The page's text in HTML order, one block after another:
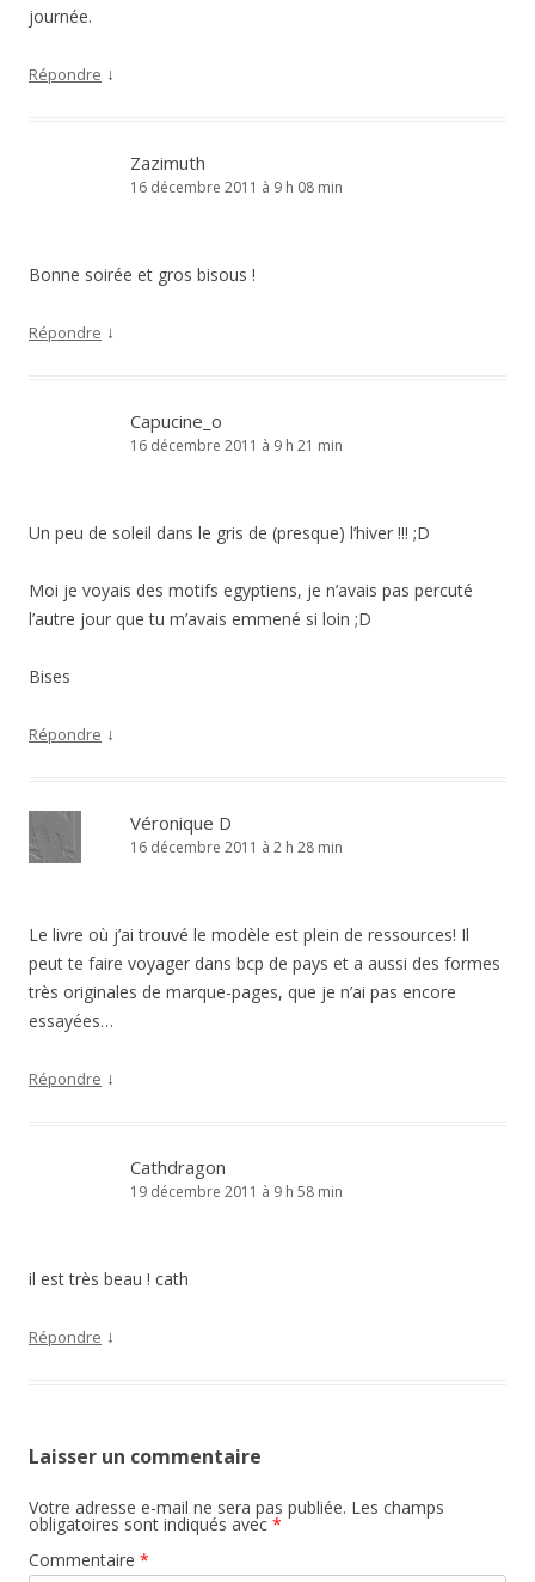
journée.
Répondre ↓
Zazimuth
16 décembre 2011 à 9 h 08 min
Bonne soirée et gros bisous !
Répondre ↓
Capucine_o
16 décembre 2011 à 9 h 21 min
Un peu de soleil dans le gris de (presque) l’hiver !!! ;D
Moi je voyais des motifs egyptiens, je n’avais pas percuté
l’autre jour que tu m’avais emmené si loin ;D
Bises
Répondre ↓
Véronique D
16 décembre 2011 à 2 h 28 min
Le livre où j’ai trouvé le modèle est plein de ressources! Il
peut te faire voyager dans bcp de pays et a aussi des formes
très originales de marque-pages, que je n’ai pas encore
essayées…
Répondre ↓
Cathdragon
19 décembre 2011 à 9 h 58 min
il est très beau ! cath
Répondre ↓
Laisser un commentaire
Votre adresse e-mail ne sera pas publiée. Les champs
obligatoires sont indiqués avec *
Commentaire *